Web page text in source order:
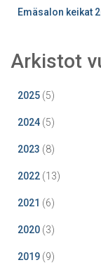
Emäsalon keikat
Arkistot
2025 (5)
2024 (5)
2023 (8)
2022 (13)
2021 (6)
2020 (3)
2019 (9)